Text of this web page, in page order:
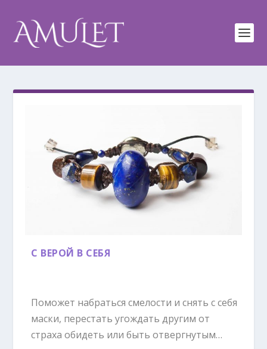
С ВЕРОЙ В СЕБЯ
Поможет набраться смелости и снять с себя
маски, перестать угождать другим от
страха обидеть или быть отвергнутым…